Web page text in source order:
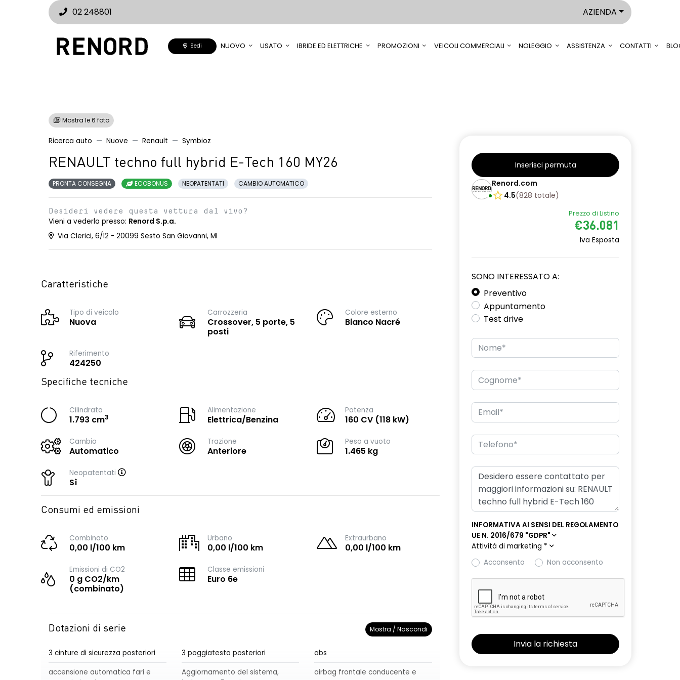
02 248801 AZIENDA
Sedi NUOVO USATO IBRIDE ED ELETTRICHE PROMOZIONI VEICOLI COMMERCIALI NOLEGGIO ASSISTENZA CONTATTI
Mostra le 6 foto
Ricerca auto Nuove Renault Symbioz
RENAULT techno full hybrid E-Tech 160 MY26
PRONTA CONSEGNA ECOBONUS NEOPATENTATI CAMBIO AUTOMATICO
Desideri vedere questa vettura dal vivo?
Vieni a vederla presso: Renord S.p.a.
Via Clerici, 6/12 - 20099 Sesto San Giovanni, MI
Caratteristiche
Tipo di veicolo
Nuova
Carrozzeria
Crossover, 5 porte, 5
posti
Colore esterno
Bianco Nacré
Riferimento
424250
Specifiche tecniche
Cilindrata
1.793 cm3
Alimentazione
Elettrica/Benzina
Potenza
160 CV (118 kW)
Cambio
Automatico
Trazione
Anteriore
Peso a vuoto
1.465 kg
Neopatentati
Sì
Consumi ed emissioni
Combinato
0,00 l/100 km
Urbano
0,00 l/100 km
Extraurbano
0,00 l/100 km
Emissioni di CO2
0 g CO2/km
(combinato)
Classe emissioni
Euro 6e
Dotazioni di serie Mostra / Nascondi
3 cinture di sicurezza posteriori 3 poggiatesta posteriori
abs
accensione automatica fari e
Aggiornamento del sistema,
airbag frontale conducente e
Inserisci permuta
Renord.com
4.5(828 totale)
Prezzo di Listino
€36.081
Iva Esposta
SONO INTERESSATO A:
Preventivo
Appuntamento
Test drive
INFORMATIVA AI SENSI DEL REGOLAMENTO
UE N. 2016/679 "GDPR"
Attività di marketing *
Acconsento
Non acconsento